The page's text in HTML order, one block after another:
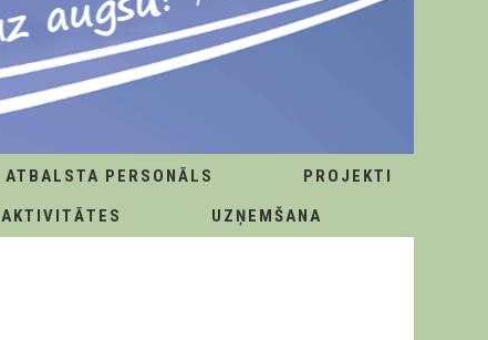
ATBALSTA PERSONĀLS
PROJEKTI
AKTIVITĀTES UZŅEMŠANA